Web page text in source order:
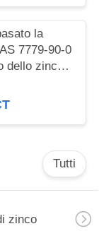
la
7779-90-0
dello zinco
per la nave
d'acciaio
Tutti
zinco